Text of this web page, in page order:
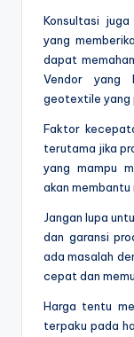
Konsultasi
yang
dapat
Vendor yang
geotextile yang
Faktor
terutama jika
yang mampu
akan
Jangan lupa
dan garansi
ada masalah
cepat dan
Harga tentu
terpaku pada